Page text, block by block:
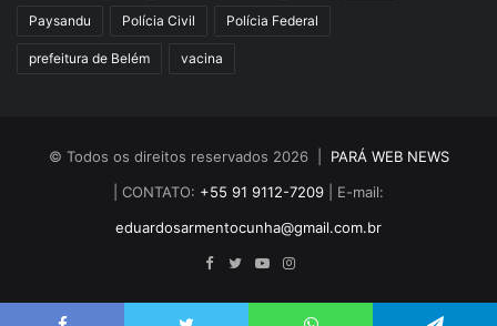
Paysandu Polícia Civil Polícia Federal
prefeitura de Belém vacina
© Todos os direitos reservados 2026 | PARÁ WEB NEWS
| CONTATO: +55 91 9112-7209 | E-mail:
eduardosarmentocunha@gmail.com.br
Facebook
TwitterYouTubeInstagram